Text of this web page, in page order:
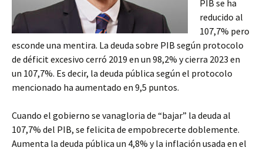
PIB se ha
reducido al
107,7% pero
esconde una mentira. La deuda sobre PIB según protocolo
de déficit excesivo cerró 2019 en un 98,2% y cierra 2023 en
un 107,7%. Es decir, la deuda pública según el protocolo
mencionado ha aumentado en 9,5 puntos.
Cuando el gobierno se vanagloria de “bajar” la deuda al
107,7% del PIB, se felicita de empobrecerte doblemente.
Aumenta la deuda pública un 4,8% y la inflación usada en el